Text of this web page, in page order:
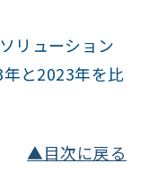
リューション
と2023年を比
▲目次に戻る